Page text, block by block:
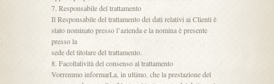
7. Responsabile del trattamento
Il Responsabile del trattamento dei dati relativi ai Clienti è
stato nominato presso l’azienda e la nomina è presente
presso la
sede del titolare del trattamento.
8. Facoltatività del consenso al trattamento
Vorremmo informarLa, in ultimo, che la prestazione del